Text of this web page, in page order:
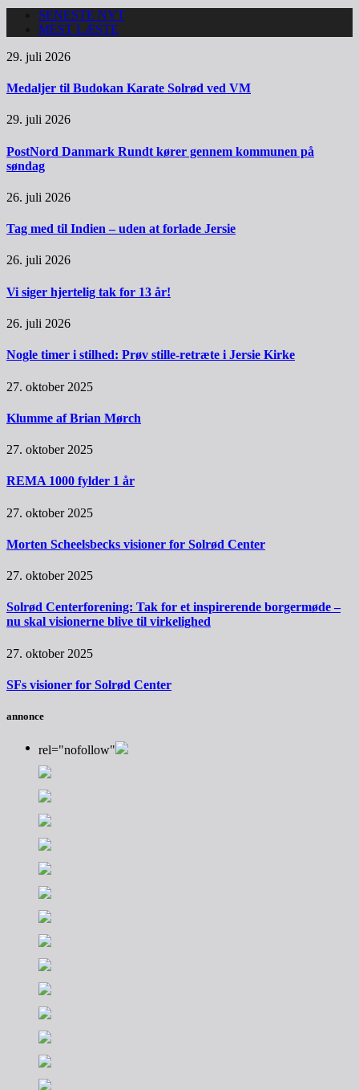
SENESTE NYT
MEST LÆSTE
29. juli 2026
Medaljer til Budokan Karate Solrød ved VM
29. juli 2026
PostNord Danmark Rundt kører gennem kommunen på
søndag
26. juli 2026
Tag med til Indien – uden at forlade Jersie
26. juli 2026
Vi siger hjertelig tak for 13 år!
26. juli 2026
Nogle timer i stilhed: Prøv stille-retræte i Jersie Kirke
27. oktober 2025
Klumme af Brian Mørch
27. oktober 2025
REMA 1000 fylder 1 år
27. oktober 2025
Morten Scheelsbecks visioner for Solrød Center
27. oktober 2025
Solrød Centerforening: Tak for et inspirerende borgermøde –
nu skal visionerne blive til virkelighed
27. oktober 2025
SFs visioner for Solrød Center
annonce
rel="nofollow"